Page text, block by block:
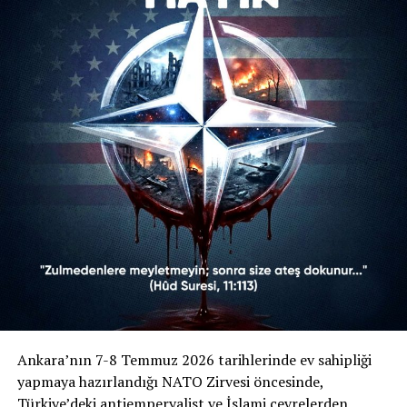
yola çıkan platform, NATO’yu bir güvenlik kalkanı
olarak değil; küresel kapitalist sistemin ve ABD
hegemonyasının “kanlı bir askerî aygıtı” olarak
nitelendiriyordu. Kampanya bildirisinde öne çıkan
başlıklar şunlardı:
Gazze Vurgusu:Bildiride, NATO’nun Gazze’deki
işgal ve yıkımın en büyük suç ortağı olduğu ifade
edilmiş, İsrail’in cesaretini bu emperyalist zırhtan
aldığı savunulmuştu.
Dini Referanslar:Hûd Suresi (11/113) ve Âl-i
İmrân Suresi (3/160) gibi Kur’an-ı Kerim
ayetlerine atıfta bulunularak, zulmedenlere
meyletmemenin dini bir sorumluluk olduğu
vurgulanmıştı.
Zirveye Tepki:7-8 Temmuz tarihlerinde
Ankara’nın 7-8 Temmuz 2026 tarihlerinde ev sahipliği
yapmaya hazırlandığı NATO Zirvesi öncesinde,